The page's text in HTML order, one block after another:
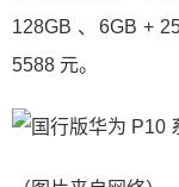
128GB 、6GB +
5588 元。